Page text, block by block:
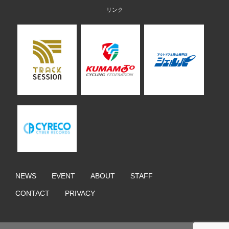
NEWS EVENT ABOUT STAFF
CONTACT PRIVACY